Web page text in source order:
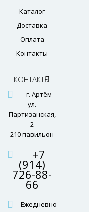
Каталог
Доставка
Оплата
Контакты
КОНТАКТЫ
г. Артём
ул.
Партизанская,
2
210 павильон
+7
(914)
726-88-
66
Ежедневно